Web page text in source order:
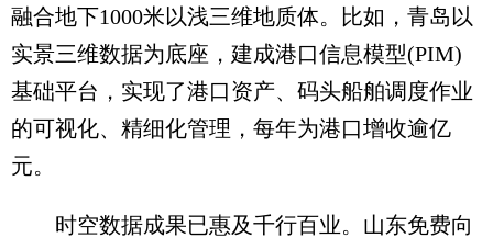
融合地下1000米以浅三维地质体。比如，青岛以
实景三维数据为底座，建成港口信息模型(PIM)
基础平台，实现了港口资产、码头船舶调度作业
的可视化、精细化管理，每年为港口增收逾亿
元。
时空数据成果已惠及千行百业。山东免费向